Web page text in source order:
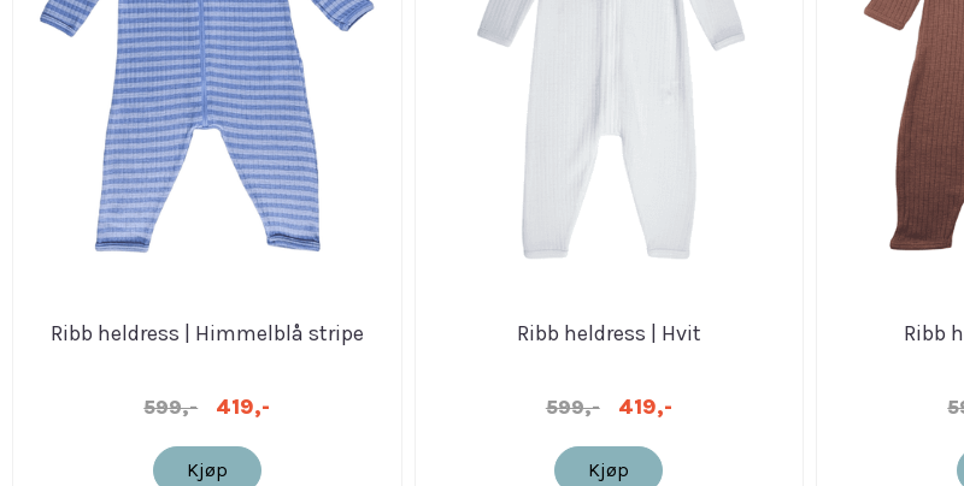
Ribb heldress | Himmelblå stripe
599,- 419,-
Kjøp
Ribb heldress | Hvit
599,- 419,-
Kjøp
Ribb